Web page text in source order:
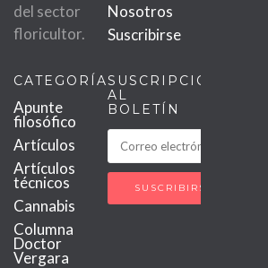
del sector
floricultor.
Nosotros
Suscribirse
CATEGORÍAS
Apunte
filosófico
Artículos
Artículos
técnicos
Cannabis
Columna
Doctor
Vergara
SUSCRIPCIÓN
AL
BOLETÍN